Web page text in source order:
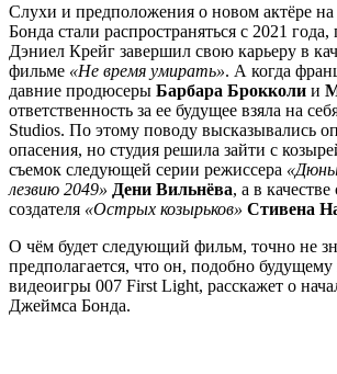
Слухи и предположения о новом актёре
Бонда стали распространяться с 2021 года,
Дэниел Крейг завершил свою карьеру в
фильме «Не время умирать». А когда
давние продюсеры Барбара Брокколи и
ответственность за ее будущее взяла на
Studios. По этому поводу высказывались
опасения, но студия решила зайти с
съемок следующей серии режиссера
лезвию 2049» Дени Вильнёва, а в
создателя «Острых козырьков» Стивена
О чём будет следующий фильм, точно не
предполагается, что он, подобно будущему
видеоигры 007 First Light, расскажет о
Джеймса Бонда.